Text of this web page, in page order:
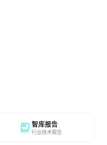
智库报告
行业技术报告